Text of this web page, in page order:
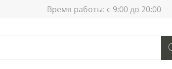
Время работы: с 9:00 до 20:00